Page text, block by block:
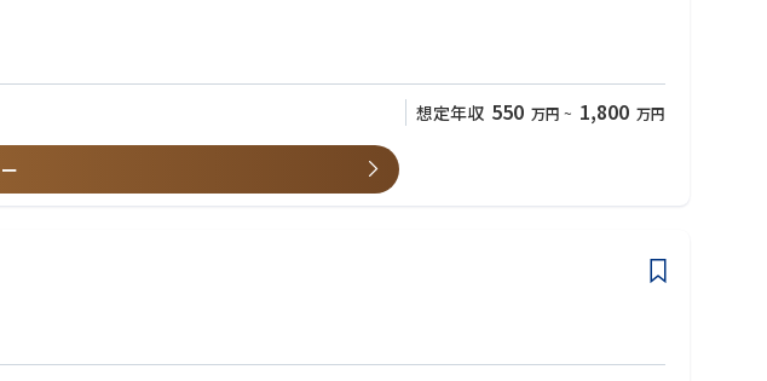
ッチング装置において世界No.1のマーケットシェアを持っています。当社を世界トップクラスの企
ボーダレスに連携するチームワークです。多様な文化やバックグラウンドを持った社員がお互いの
きました。日本の半導体メーカーの要求に応えるために、日本国内のエンジニアだけでなく、アメ
想定年収 550 万円 ~ 1,800 万円